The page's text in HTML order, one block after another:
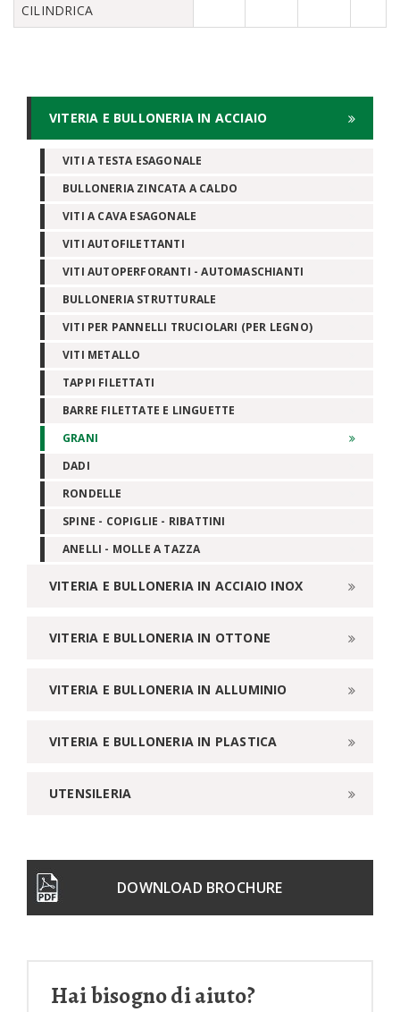
VITERIA E BULLONERIA IN ACCIAIO
VITI A TESTA ESAGONALE
BULLONERIA ZINCATA A CALDO
VITI A CAVA ESAGONALE
VITI AUTOFILETTANTI
VITI AUTOPERFORANTI - AUTOMASCHIANTI
BULLONERIA STRUTTURALE
VITI PER PANNELLI TRUCIOLARI (PER LEGNO)
VITI METALLO
TAPPI FILETTATI
BARRE FILETTATE E LINGUETTE
GRANI
DADI
RONDELLE
SPINE - COPIGLIE - RIBATTINI
ANELLI - MOLLE A TAZZA
VITERIA E BULLONERIA IN ACCIAIO INOX
VITERIA E BULLONERIA IN OTTONE
VITERIA E BULLONERIA IN ALLUMINIO
VITERIA E BULLONERIA IN PLASTICA
UTENSILERIA
DOWNLOAD BROCHURE
Hai bisogno di aiuto?
CILINDRICA